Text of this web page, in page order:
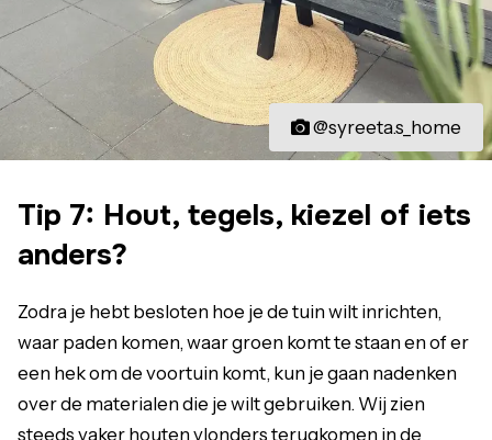
@syreeta.s_home
Tip 7: Hout, tegels, kiezel of iets
anders?
Zodra je hebt besloten hoe je de tuin wilt inrichten,
waar paden komen, waar groen komt te staan en of er
een hek om de voortuin komt, kun je gaan nadenken
over de materialen die je wilt gebruiken. Wij zien
steeds vaker houten vlonders terugkomen in de